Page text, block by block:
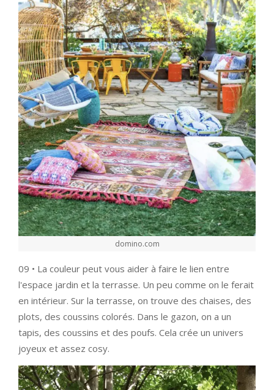
domino.com
09 • La couleur peut vous aider à faire le lien entre
l'espace jardin et la terrasse. Un peu comme on le ferait
en intérieur. Sur la terrasse, on trouve des chaises, des
plots, des coussins colorés. Dans le gazon, on a un
tapis, des coussins et des poufs. Cela crée un univers
joyeux et assez cosy.